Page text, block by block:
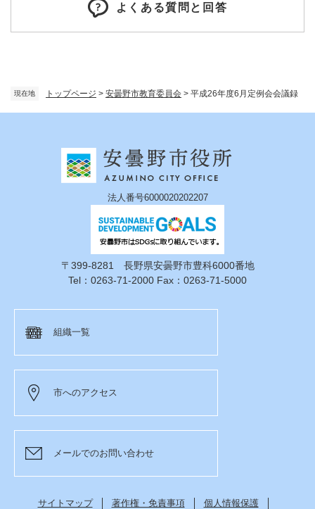
現在地 トップページ > 安曇野市教育委員会 > 平成26年度6月定例会会議録
よくある質問と回答
法人番号6000020202207
〒399-8281 長野県安曇野市豊科6000番地
Tel：0263-71-2000 Fax：0263-71-5000
組織一覧
市へのアクセス
メールでのお問い合わせ
サイトマップ 著作権・免責事項
個人情報保護